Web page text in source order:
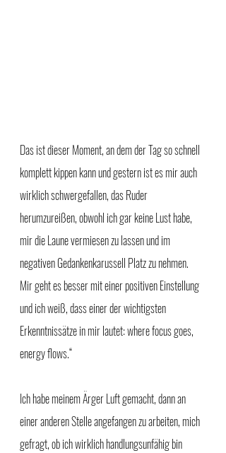
Das ist dieser Moment, an dem der Tag so schnell
komplett kippen kann und gestern ist es mir auch
wirklich schwergefallen, das Ruder
herumzureißen, obwohl ich gar keine Lust habe,
mir die Laune vermiesen zu lassen und im
negativen Gedankenkarussell Platz zu nehmen.
Mir geht es besser mit einer positiven Einstellung
und ich weiß, dass einer der wichtigsten
Erkenntnissätze in mir lautet: where focus goes,
energy flows.“
Ich habe meinem Ärger Luft gemacht, dann an
einer anderen Stelle angefangen zu arbeiten, mich
gefragt, ob ich wirklich handlungsunfähig bin